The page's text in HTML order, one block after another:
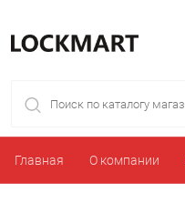
Главная О компании